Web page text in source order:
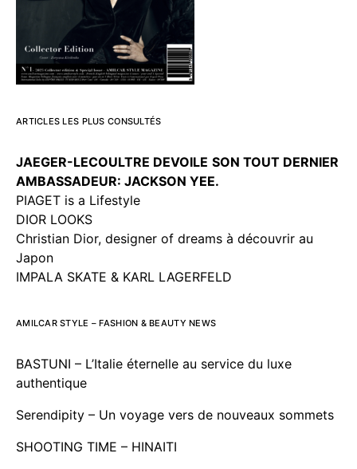
ARTICLES LES PLUS CONSULTÉS
JAEGER-LECOULTRE DEVOILE SON TOUT DERNIER
AMBASSADEUR: JACKSON YEE.
PIAGET is a Lifestyle
DIOR LOOKS
Christian Dior, designer of dreams à découvrir au
Japon
IMPALA SKATE & KARL LAGERFELD
AMILCAR STYLE – FASHION & BEAUTY NEWS
BASTUNI – L’Italie éternelle au service du luxe
authentique
Serendipity – Un voyage vers de nouveaux sommets
SHOOTING TIME – HINAITI